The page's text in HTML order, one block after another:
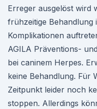
Erreger ausgelöst wird
frühzeitige Behandlung
Komplikationen
AGILA Präventions-
bei caninem Herpes.
keine Behandlung. Für
Zeitpunkt leider noch
stoppen. Allerdings